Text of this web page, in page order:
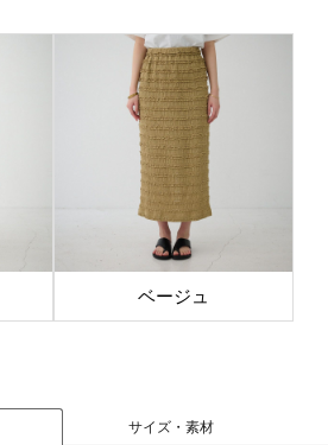
サイズ・素材
ベージュ